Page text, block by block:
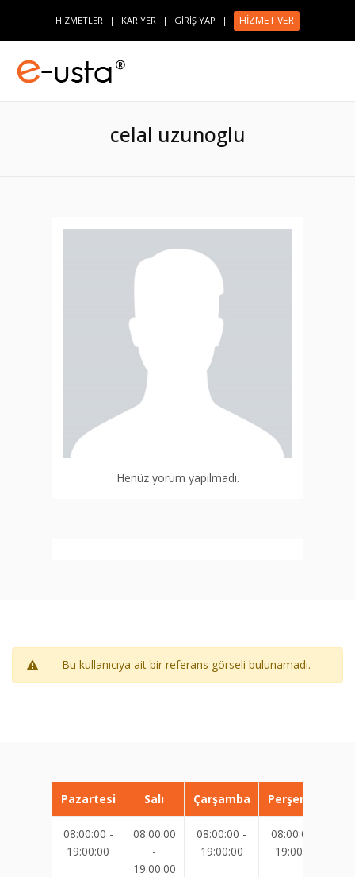
HİZMETLER | KARİYER | GİRİŞ YAP | HİZMET VER
celal uzunoglu
Henüz yorum yapılmadı.
Bu kullanıcıya ait bir referans görseli bulunamadı.
Pazartesi Salı Çarşamba Perşembe
08:00:00 -
19:00:00
08:00:00
-
19:00:00
08:00:00 -
19:00:00
08:00:00 -
19:00:00